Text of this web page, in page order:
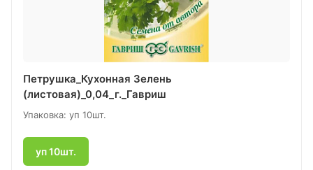
Петрушка_Кухонная Зелень
(листовая)_0,04_г._Гавриш
Упаковка: уп 10шт.
уп 10шт.